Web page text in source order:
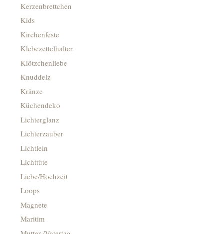
Kerzenbrettchen
Kids
Kirchenfeste
Klebezettelhalter
Klötzchenliebe
Knuddelz
Kränze
Küchendeko
Lichterglanz
Lichterzauber
Lichtlein
Lichttüte
Liebe/Hochzeit
Loops
Magnete
Maritim